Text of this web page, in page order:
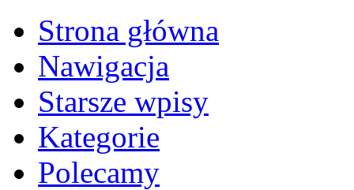
Strona główna
Nawigacja
Starsze wpisy
Kategorie
Polecamy